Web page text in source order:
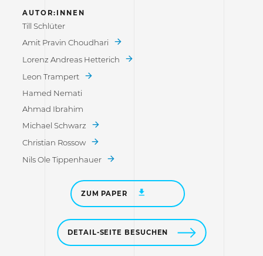
AUTOR:INNEN
Till Schlüter
Amit Pravin Choudhari
Lorenz Andreas Hetterich
Leon Trampert
Hamed Nemati
Ahmad Ibrahim
Michael Schwarz
Christian Rossow
Nils Ole Tippenhauer
ZUM PAPER
DETAIL-SEITE BESUCHEN